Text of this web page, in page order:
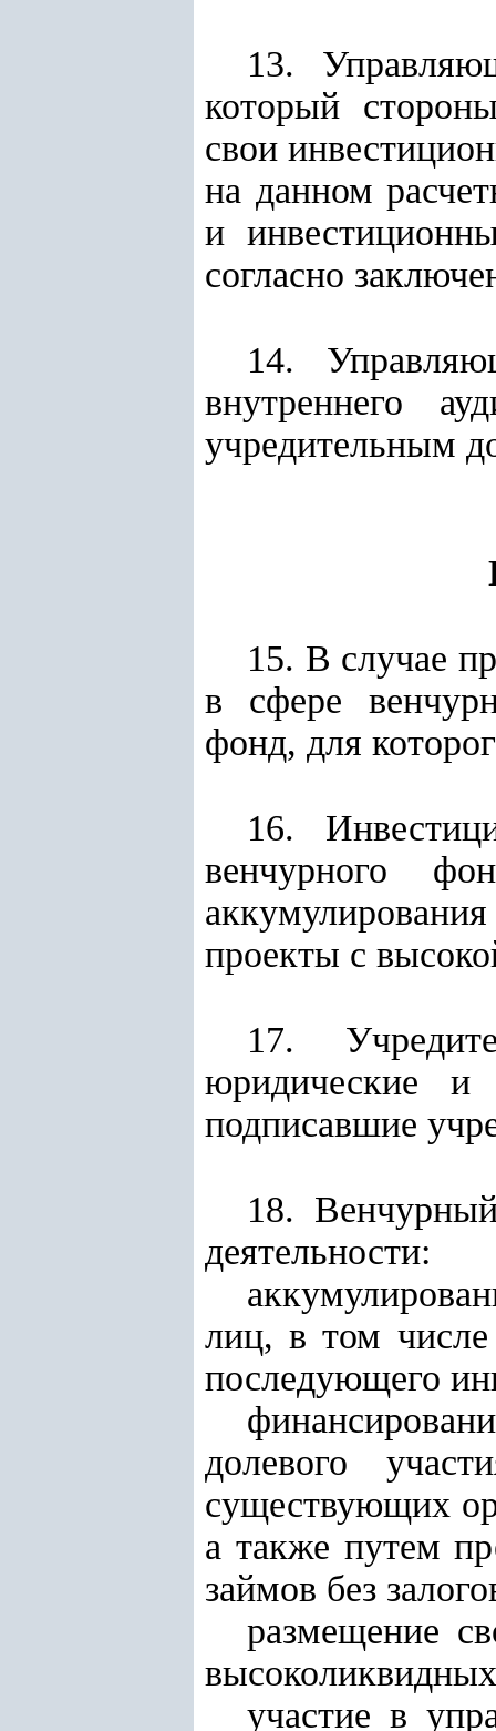
13.
который
свои
на данном
и
согласно
14.
внутреннего
учредительным
15. В случае
в сфере
фонд, для
16.
венчурного
проекты с
17.
юридические и
подписавшие
18.
деятельности:
лиц, в том
последующего
долевого
существующих
а также путем
займов без
размещение
участие в